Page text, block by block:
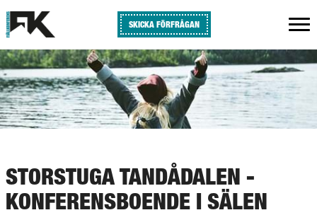
SKICKA FÖRFRÅGAN
STORSTUGA TANDÅDALEN -
KONFERENSBOENDE I SÄLEN